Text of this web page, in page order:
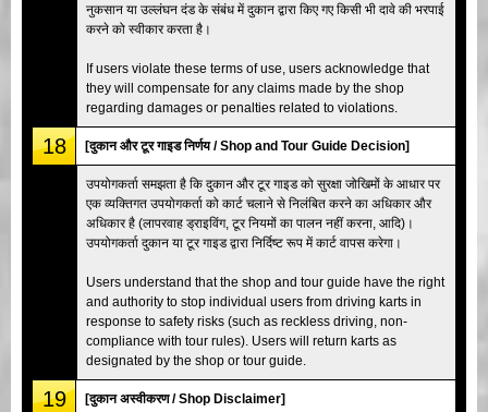
नुकसान या उल्लंघन दंड के संबंध में दुकान द्वारा किए गए किसी भी दावे की भरपाई
करने को स्वीकार करता है।
If users violate these terms of use, users acknowledge that
they will compensate for any claims made by the shop
regarding damages or penalties related to violations.
18 [दुकान और टूर गाइड निर्णय / Shop and Tour Guide Decision]
उपयोगकर्ता समझता है कि दुकान और टूर गाइड को सुरक्षा जोखिमों के आधार पर
एक व्यक्तिगत उपयोगकर्ता को कार्ट चलाने से निलंबित करने का अधिकार और
अधिकार है (लापरवाह ड्राइविंग, टूर नियमों का पालन नहीं करना, आदि)।
उपयोगकर्ता दुकान या टूर गाइड द्वारा निर्दिष्ट रूप में कार्ट वापस करेगा।
Users understand that the shop and tour guide have the right
and authority to stop individual users from driving karts in
response to safety risks (such as reckless driving, non-
compliance with tour rules). Users will return karts as
designated by the shop or tour guide.
19 [दुकान अस्वीकरण / Shop Disclaimer]